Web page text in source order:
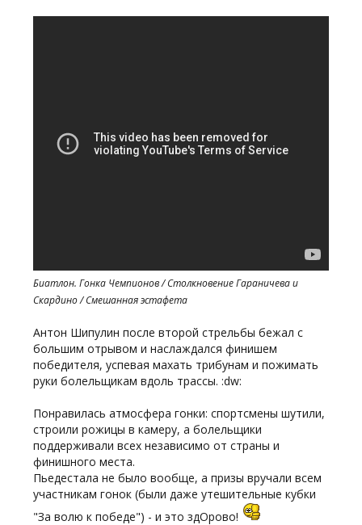
Биатлон. Гонка Чемпионов / Столкновение Гараничева и
Скардино / Смешанная эстафета
Антон Шипулин после второй стрельбы бежал с
большим отрывом и наслаждался финишем
победителя, успевая махать трибунам и пожимать
руки болельщикам вдоль трассы. :dw:
Понравилась атмосфера гонки: спортсмены шутили,
строили рожицы в камеру, а болельщики
поддерживали всех независимо от страны и
финишного места.
Пьедестала не было вообще, а призы вручали всем
участникам гонок (были даже утешительные кубки
"За волю к победе") - и это здОрово!